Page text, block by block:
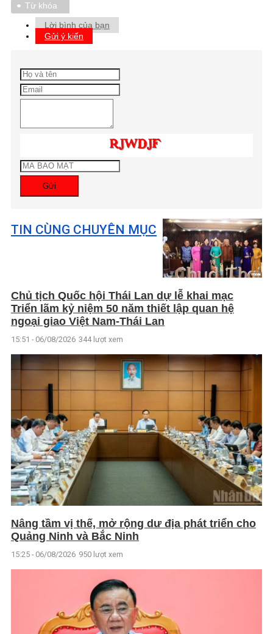
Từ khóa
Lời bình của bạn
Gửi ý kiến
Gửi
TIN CÙNG CHUYÊN MỤC
Chủ tịch Quốc hội Thái Lan dự lễ khai mạc
Triển lãm kỷ niệm 50 năm thiết lập quan hệ
ngoại giao Việt Nam-Thái Lan
15:51 - 06/08/2026 344 lượt xem
Nâng tầm vị thế, mở rộng dư địa phát triển cho
Quảng Ninh và Bắc Ninh
15:25 - 06/08/2026 950 lượt xem